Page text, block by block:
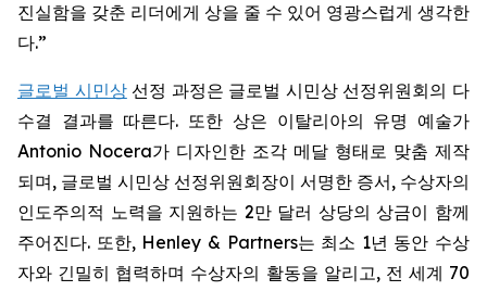
진실함을 갖춘 리더에게 상을 줄 수 있어 영광스럽게 생각한
다.”
글로벌 시민상선정 과정은 글로벌 시민상 선정위원회의 다
수결 결과를 따른다. 또한 상은 이탈리아의 유명 예술가
Antonio Nocera가 디자인한 조각 메달 형태로 맞춤 제작
되며, 글로벌 시민상 선정위원회장이 서명한 증서, 수상자의
인도주의적 노력을 지원하는 2만 달러 상당의 상금이 함께
주어진다. 또한, Henley & Partners는 최소 1년 동안 수상
자와 긴밀히 협력하며 수상자의 활동을 알리고, 전 세계 70